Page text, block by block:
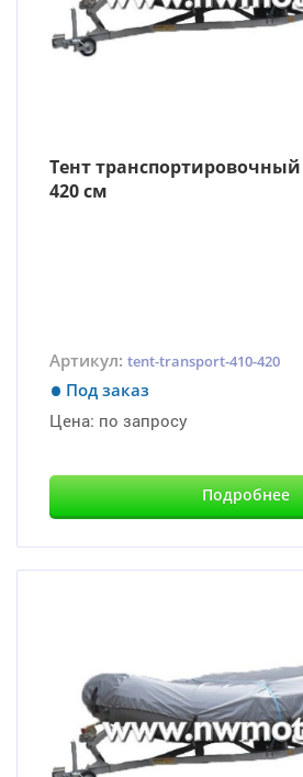
Тент
420 см
Артикул: tent-transport-410-420
Под заказ
Цена: по запросу
Подробнее